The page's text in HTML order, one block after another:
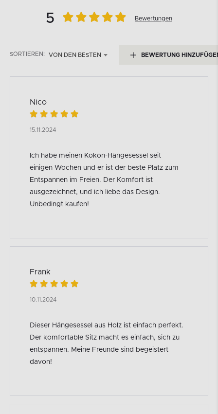
5 Bewertungen
SORTIEREN: VON DEN BESTEN BEWERTUNG
Nico
15.11.2024
Ich habe meinen Kokon-Hängesessel seit
einigen Wochen und er ist der beste Platz zum
Entspannen im Freien. Der Komfort ist
ausgezeichnet, und ich liebe das Design.
Unbedingt kaufen!
Frank
10.11.2024
Dieser Hängesessel aus Holz ist einfach perfekt.
Der komfortable Sitz macht es einfach, sich zu
entspannen. Meine Freunde sind begeistert
davon!